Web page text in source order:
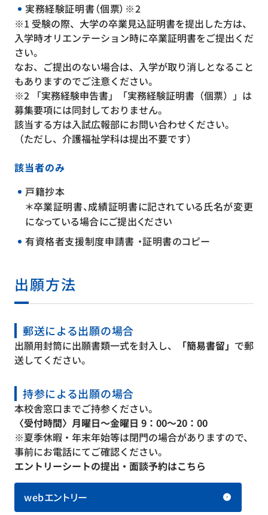
実務経験証明書（個票）※2
※1 受験の際、大学の卒業見込証明書を提出した方は、
入学時オリエンテーション時に卒業証明書をご提出くだ
さい。
なお、ご提出のない場合は、入学が取り消しとなること
もありますのでご注意ください。
※2 「実務経験申告書」「実務経験証明書（個票）」は
募集要項には同封しておりません。
該当する方は入試広報部にお問い合わせください。
（ただし、介護福祉学科は提出不要です）
該当者のみ
戸籍抄本
＊卒業証明書、成績証明書に記されている氏名が変更
になっている場合にご提出ください
有資格者支援制度申請書 ・証明書のコピー
出願方法
郵送による出願の場合
出願用封筒に出願書類一式を封入し、 「簡易書留」 で郵
送してください。
持参による出願の場合
本校舎窓口までご持参ください。
〈受付時間〉月曜日〜金曜日 9：00〜20：00
※夏季休暇・年末年始等は閉門の場合がありますので、
事前にお電話にてご確認ください。
エントリーシートの提出・面談予約はこちら
webエントリー